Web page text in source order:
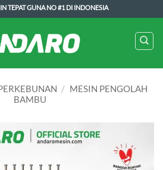
TEPAT GUNA NO #1 DI INDONESIA
/ MESIN PENGOLAH
BAMBU